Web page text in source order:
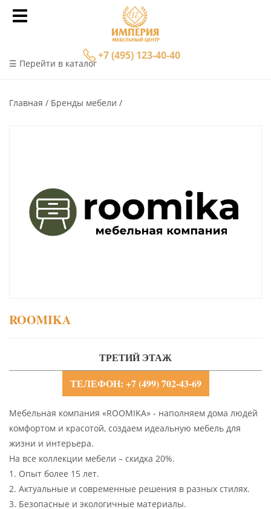
+7 (495) 123-40-40
☰ Перейти в каталог
Главная Бренды мебели
ROOMIKA
ТРЕТИЙ ЭТАЖ
ТЕЛЕФОН: +7 (499) 702-43-69
Мебельная компания «ROOMIKA» - наполняем дома людей
комфортом и красотой, создаем идеальную мебель для
жизни и интерьера.
На все коллекции мебели – скидка 20%.
1. Опыт более 15 лет.
2. Актуальные и современные решения в разных стилях.
3. Безопасные и экологичные материалы.